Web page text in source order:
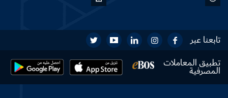
تابعنا عبر
تطبيق المعاملات
المصرفية